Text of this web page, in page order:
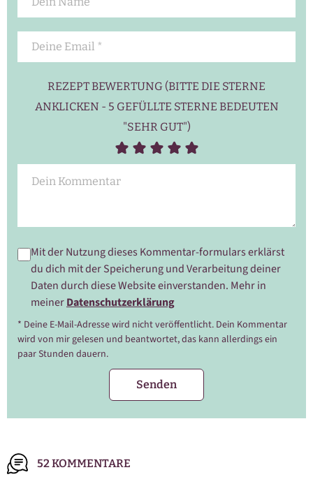
REZEPT BEWERTUNG (BITTE DIE STERNE
ANKLICKEN - 5 GEFÜLLTE STERNE BEDEUTEN
"SEHR GUT")
Mit der Nutzung dieses Kommentar-formulars erklärst
du dich mit der Speicherung und Verarbeitung deiner
Daten durch diese Website einverstanden. Mehr in
meinerDatenschutzerklärung
* Deine E-Mail-Adresse wird nicht veröffentlicht. Dein Kommentar
wird von mir gelesen und beantwortet, das kann allerdings ein
paar Stunden dauern.
52 KOMMENTARE